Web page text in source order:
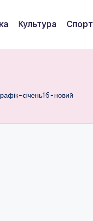
Культура Спорт
січень16-новий